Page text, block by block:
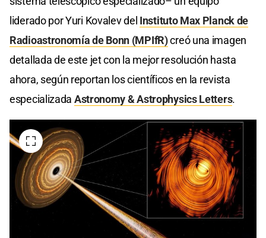
liderado por Yuri Kovalev del Instituto Max Planck de
Radioastronomía de Bonn (MPIfR)creó una imagen
detallada de este jet con la mejor resolución hasta
ahora, según reportan los científicos en la revista
especializada Astronomy & Astrophysics Letters.